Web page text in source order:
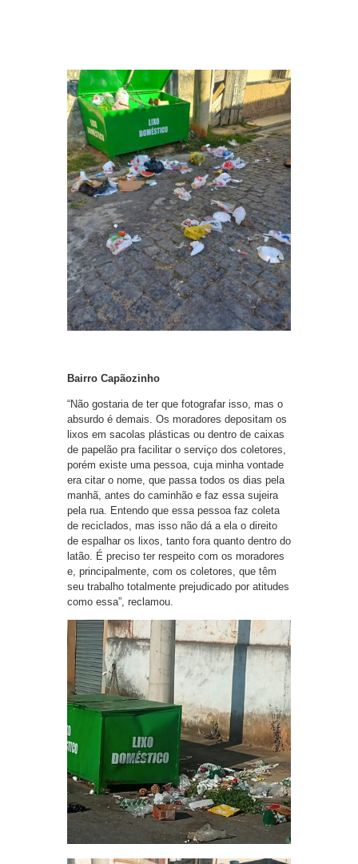
Bairro Capãozinho
“Não gostaria de ter que fotografar isso, mas o
absurdo é demais. Os moradores depositam os
lixos em sacolas plásticas ou dentro de caixas
de papelão pra facilitar o serviço dos coletores,
porém existe uma pessoa, cuja minha vontade
era citar o nome, que passa todos os dias pela
manhã, antes do caminhão e faz essa sujeira
pela rua. Entendo que essa pessoa faz coleta
de reciclados, mas isso não dá a ela o direito
de espalhar os lixos, tanto fora quanto dentro do
latão. É preciso ter respeito com os moradores
e, principalmente, com os coletores, que têm
seu trabalho totalmente prejudicado por atitudes
como essa”, reclamou.